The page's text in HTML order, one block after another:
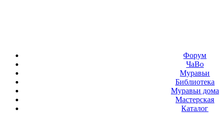
Форум
ЧаВо
Муравьи
Библиотека
Муравьи дома
Мастерская
Каталог